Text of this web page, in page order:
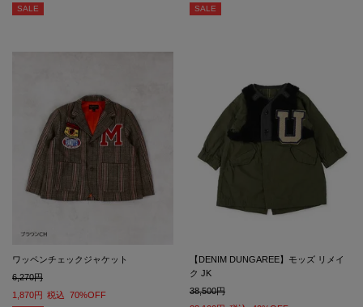
SALE SALE
ワッペンチェックジャケット
6,270
1,870
税込 70%OFF
【DENIM DUNGAREE】モッズ リメイ
ク JK
38,500